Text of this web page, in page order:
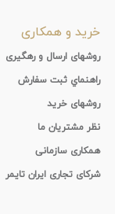
خرید و همکاری
روشهای ارسال و رهگیری
راهنماي ثبت سفارش
روشهای خرید
نظر مشتریان ما
همکاری سازمانی
شرکای تجاری ایران تایمر